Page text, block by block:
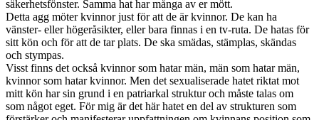
säkerhetsfönster. Samma hat har många av er mött.
Detta agg möter kvinnor just för att de är kvinnor. De kan ha
vänster- eller högeråsikter, eller bara finnas i en tv-ruta. De hatas för
sitt kön och för att de tar plats. De ska smädas, stämplas, skändas
och stympas.
Visst finns det också kvinnor som hatar män, män som hatar män,
kvinnor som hatar kvinnor. Men det sexualiserade hatet riktat mot
mitt kön har sin grund i en patriarkal struktur och måste talas om
som något eget. För mig är det här hatet en del av strukturen som